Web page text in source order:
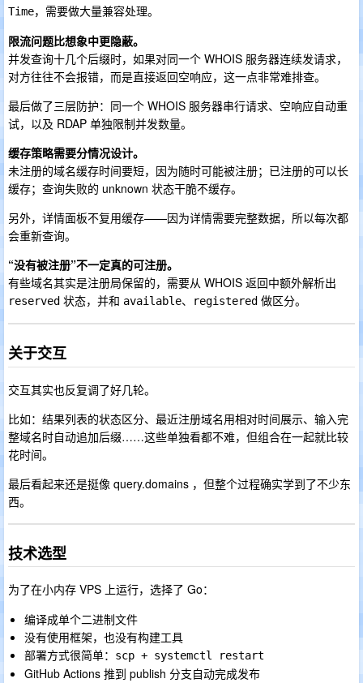
Time，需要做大量兼容处理。
限流问题比想象中更隐蔽。
并发查询十几个后缀时，如果对同一个 WHOIS 服务器连续发请求，
对方往往不会报错，而是直接返回空响应，这一点非常难排查。
最后做了三层防护：同一个 WHOIS 服务器串行请求、空响应自动重
试，以及 RDAP 单独限制并发数量。
缓存策略需要分情况设计。
未注册的域名缓存时间要短，因为随时可能被注册；已注册的可以长
缓存；查询失败的 unknown 状态干脆不缓存。
另外，详情面板不复用缓存——因为详情需要完整数据，所以每次都
会重新查询。
“没有被注册”不一定真的可注册。
有些域名其实是注册局保留的，需要从 WHOIS 返回中额外解析出
reserved 状态，并和 available、 registered 做区分。
关于交互
交互其实也反复调了好几轮。
比如：结果列表的状态区分、最近注册域名用相对时间展示、输入完
整域名时自动追加后缀……这些单独看都不难，但组合在一起就比较
花时间。
最后看起来还是挺像 query.domains ，但整个过程确实学到了不少东
西。
技术选型
为了在小内存 VPS 上运行，选择了 Go：
编译成单个二进制文件
没有使用框架，也没有构建工具
部署方式很简单：
scp + systemctl restart
GitHub Actions 推到 publish 分支自动完成发布